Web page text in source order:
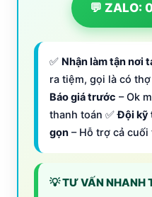
💬 ZALO:
✅ Nhận làm tận nơi
ra tiệm, gọi là có thợ
Báo giá trước – Ok
thanh toán ✅Đội kỹ
gọn – Hỗ trợ cả cuối
💡 TƯ VẤN NHANH